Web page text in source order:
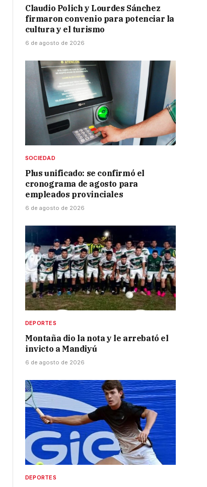
Claudio Polich y Lourdes Sánchez
firmaron convenio para potenciar la
cultura y el turismo
6 de agosto de 2026
SOCIEDAD
Plus unificado: se confirmó el
cronograma de agosto para
empleados provinciales
6 de agosto de 2026
DEPORTES
Montaña dio la nota y le arrebató el
invicto a Mandiyú
6 de agosto de 2026
DEPORTES